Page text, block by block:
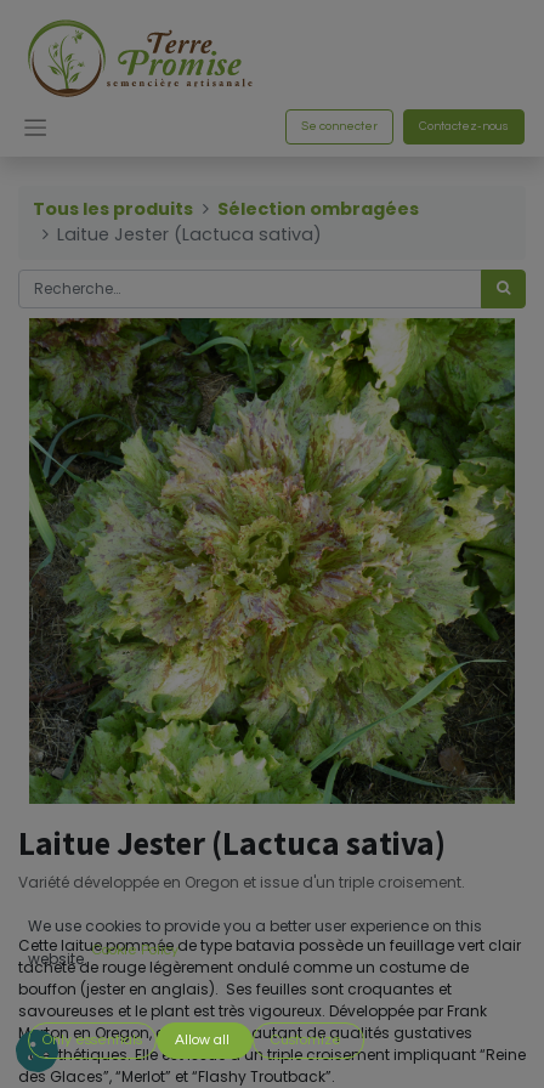
Se connecter Contactez-nous
Tous les produits
Sélection ombragées
Laitue Jester (Lactuca sativa)
Laitue Jester (Lactuca sativa)
Variété développée en Oregon et issue d'un triple croisement.
Cette laitue pommée de type batavia possède un feuillage vert clair
tacheté de rouge légèrement ondulé comme un costume de
bouffon (jester en anglais). Ses feuilles sont croquantes et
savoureuses et le plant est très vigoureux. Développée par Frank
Morton en Oregon, elle possède autant de qualités gustatives
qu'esthétiques. Elle est issue d’un triple croisement impliquant “Reine
des Glaces”, “Merlot” et “Flashy Troutback”.
We use cookies to provide you a better user experience on this
website. Cookie Policy
Only essentials Allow all Customize